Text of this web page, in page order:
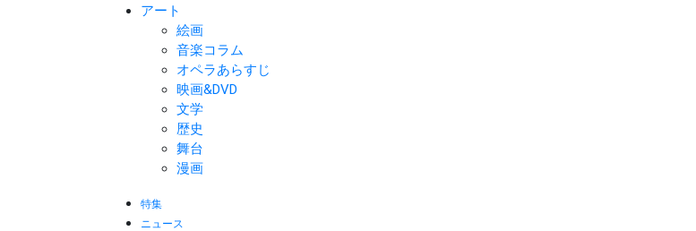
アート
絵画
音楽コラム
オペラあらすじ
映画&DVD
文学
歴史
舞台
漫画
特集
ニュース